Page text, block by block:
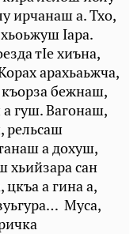
ирчанаш а. Тхо,
Iара.
тIе хиъна,
арахьаьжча,
бежнаш,
гуш. Вагонаш,
рельсаш
а дохуш,
хьийзара сан
цкъа а гина а,
Муса,